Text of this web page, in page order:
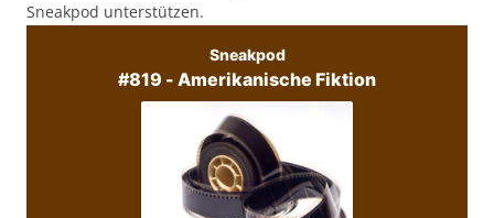
Sneakpod unterstützen.